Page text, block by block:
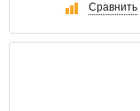
Сравнить